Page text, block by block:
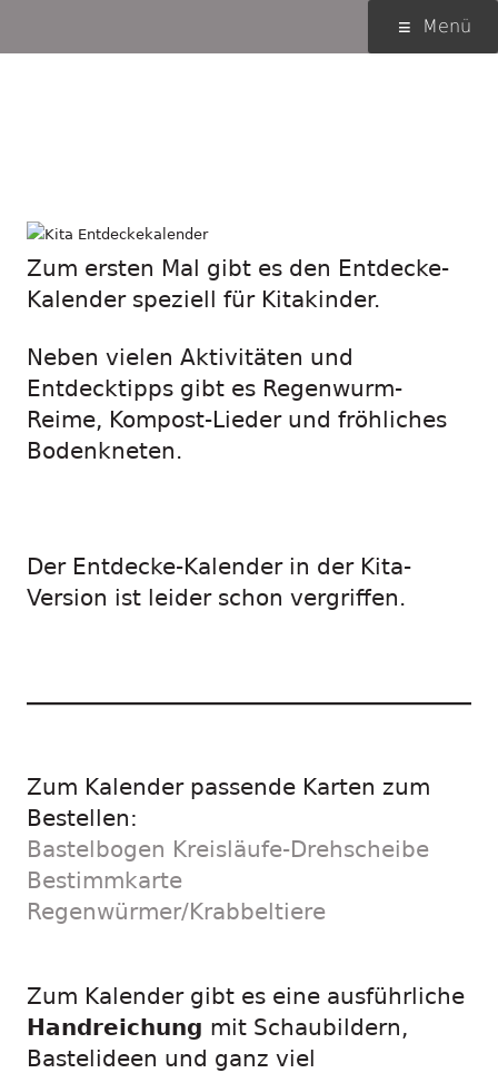
Menü
Menü
Zum ersten Mal gibt es den Entdecke-
Kalender speziell für Kitakinder.
Neben vielen Aktivitäten und
Entdecktipps gibt es Regenwurm-
Reime, Kompost-Lieder und fröhliches
Bodenkneten.
Der Entdecke-Kalender in der Kita-
Version ist leider schon vergriffen.
Zum Kalender passende Karten zum
Bestellen:
Bastelbogen Kreisläufe-Drehscheibe
Bestimmkarte
Regenwürmer/Krabbeltiere
Zum Kalender gibt es eine ausführliche
Handreichung mit Schaubildern,
Bastelideen und ganz viel